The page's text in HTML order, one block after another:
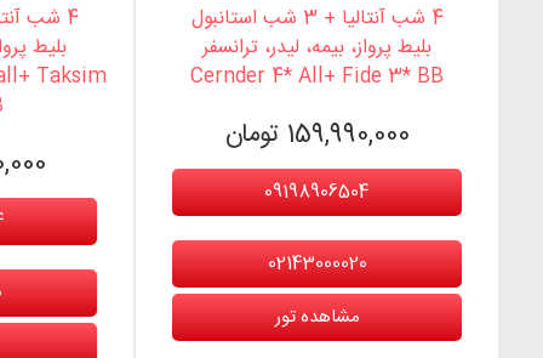
4 شب آنتالیا + 3 شب استانبول
بلیط پرواز، بیمه، لیدر، ترانسفر
Cernder 4* All+ Fide 3* BB
159,990,000 تومان
09198906504
02143000020
مشاهده تور
4 شب آنتالیا + 3 شب استانبول
بلیط
Taksim